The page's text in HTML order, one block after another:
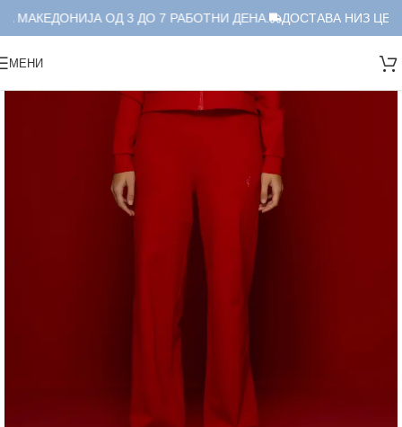
МАКЕДОНИЈА ОД 3 ДО 7 РАБОТНИ ДЕНА. ДОСТАВА НИЗ
МЕНИ